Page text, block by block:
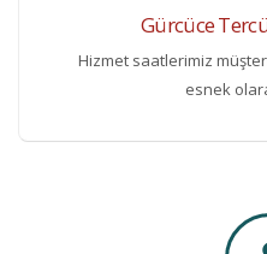
Gürcüce
Hizmet saatlerimiz
esnek